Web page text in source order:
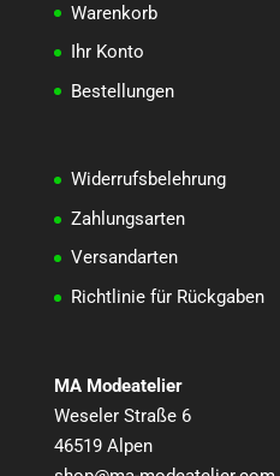
Warenkorb
Ihr Konto
Bestellungen
Widerrufsbelehrung
Zahlungsarten
Versandarten
Richtlinie für Rückgaben
MA Modeatelier
Weseler Straße 6
46519 Alpen